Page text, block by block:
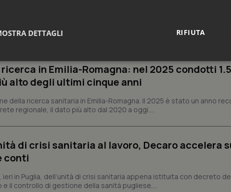
in Emilia-Romagna: nel 2025 condotti
alto degli ultimi cinque anni
della ricerca sanitaria in Emilia-Romagna. Il 2025 è stato un anno
regionale, il dato più alto dal 2020 a oggi....
di crisi sanitaria al lavoro, Decaro accelera
conti
ieri in Puglia, dell’unità di crisi sanitaria appena istituita con decreto
il controllo di gestione della sanità pugliese,...
RIFIUTA
DETTAGLI
Necessari Statistici
necessari contribuiscono a rendere fruibile il sito web abilitandone funzionalità di base
alle aree protette del sito. Il sito web non è in grado di funzionare correttamente
Fornitore Dominio Scadenza
Descrizione
YouTube
5 mesi 4